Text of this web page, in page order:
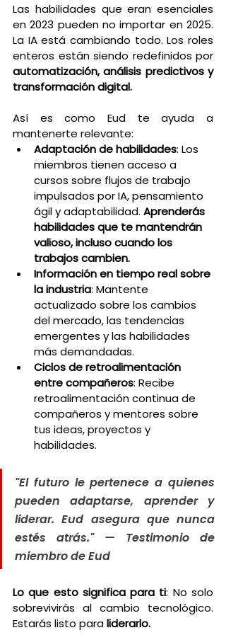
Las habilidades que eran esenciales
en 2023 pueden no importar en 2025.
La IA está cambiando todo. Los roles
automatización, análisis predictivos y
transformación digital.
Así es como Eud te ayuda a
mantenerte relevante:
Adaptación de habilidades: Los
miembros tienen acceso a
cursos sobre flujos de trabajo
impulsados por IA, pensamiento
ágil y adaptabilidad. Aprenderás
habilidades que te mantendrán
valioso, incluso cuando los
trabajos cambien.
Información en tiempo real sobre
la industria: Mantente
actualizado sobre los cambios
del mercado, las tendencias
emergentes y las habilidades
más demandadas.
Ciclos de retroalimentación
entre compañeros: Recibe
retroalimentación continua de
compañeros y mentores sobre
tus ideas, proyectos y
habilidades.
"El futuro le pertenece a quienes
pueden adaptarse, aprender y
liderar. Eud asegura que nunca
estés atrás." — Testimonio de
miembro de Eud
Lo que esto significa para ti: No solo
sobrevivirás al cambio tecnológico.
Estarás listo para liderarlo.